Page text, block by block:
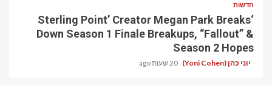
חדשות
‘Sterling Point’ Creator Megan Park Breaks
Down Season 1 Finale Breakups, “Fallout” &
Season 2 Hopes
יוני כהן (Yoni Cohen) 20 שעות ago